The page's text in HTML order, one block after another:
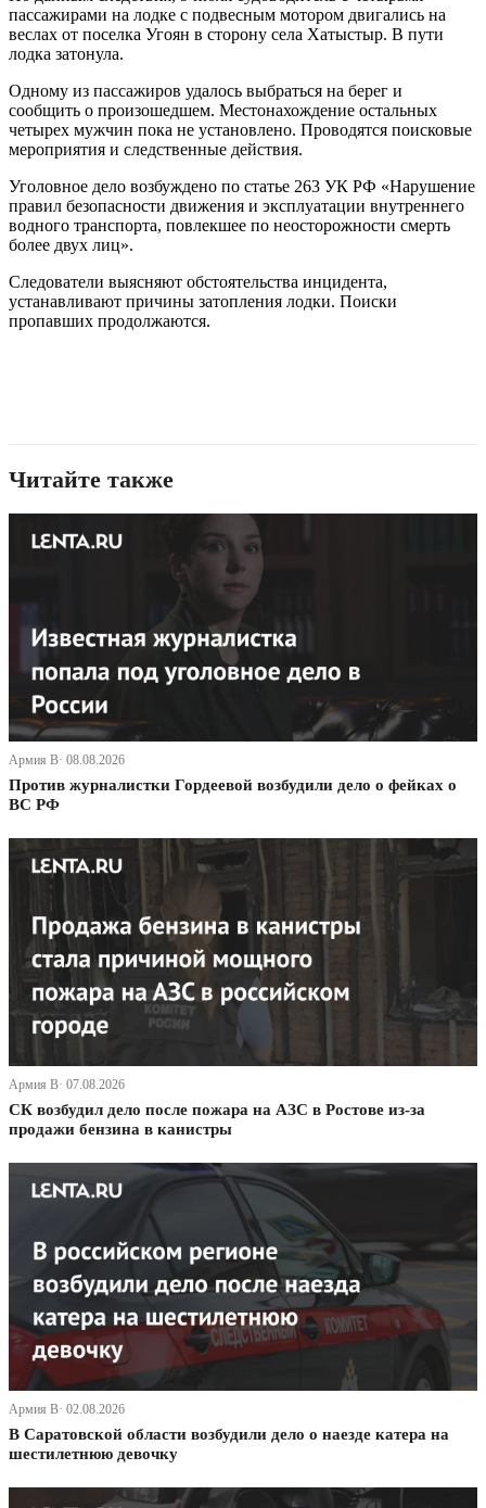
пассажирами на лодке с подвесным мотором двигались на
веслах от поселка Угоян в сторону села Хатыстыр. В пути
лодка затонула.
Одному из пассажиров удалось выбраться на берег и
сообщить о произошедшем. Местонахождение остальных
четырех мужчин пока не установлено. Проводятся поисковые
мероприятия и следственные действия.
Уголовное дело возбуждено по статье 263 УК РФ «Нарушение
правил безопасности движения и эксплуатации внутреннего
водного транспорта, повлекшее по неосторожности смерть
более двух лиц».
Следователи выясняют обстоятельства инцидента,
устанавливают причины затопления лодки. Поиски
пропавших продолжаются.
Читайте также
Армия В· 08.08.2026
Против журналистки Гордеевой возбудили дело о фейках о
ВС РФ
Армия В· 07.08.2026
СК возбудил дело после пожара на АЗС в Ростове из-за
продажи бензина в канистры
Армия В· 02.08.2026
В Саратовской области возбудили дело о наезде катера на
шестилетнюю девочку